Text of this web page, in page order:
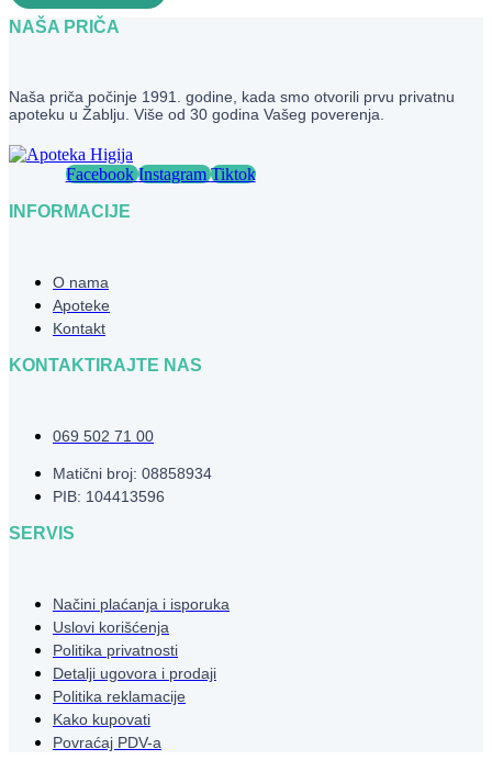
NAŠA PRIČA
Naša priča počinje 1991. godine, kada smo otvorili prvu privatnu
apoteku u Žablju. Više od 30 godina Vašeg poverenja.
Facebook Instagram Tiktok
INFORMACIJE
O nama
Apoteke
Kontakt
KONTAKTIRAJTE NAS
069 502 71 00
Matični broj: 08858934
PIB: 104413596
SERVIS
Načini plaćanja i isporuka
Uslovi korišćenja
Politika privatnosti
Detalji ugovora i prodaji
Politika reklamacije
Kako kupovati
Povraćaj PDV-a